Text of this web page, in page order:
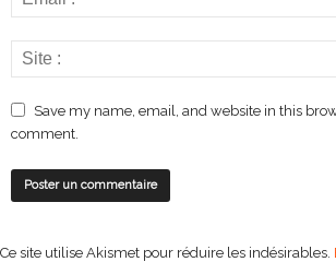
Save my name, email, and website in this
comment.
Ce site utilise Akismet pour réduire les indésirables.